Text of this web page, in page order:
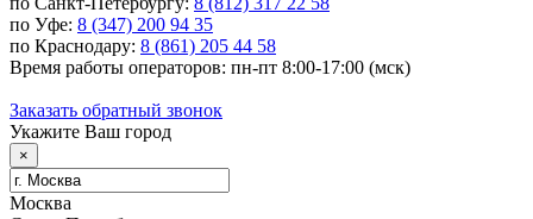
по Уфе: 8 (347) 200 94 35
по Краснодару: 8 (861) 205 44 58
Время работы операторов: пн-пт 8:00-17:00 (мск)
Заказать обратный звонок
Укажите Ваш город
×
Москва